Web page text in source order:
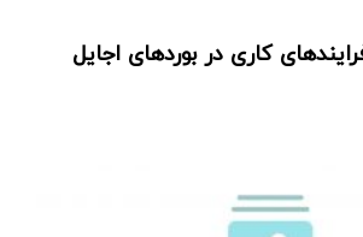
کاری در بوردهای اجایل